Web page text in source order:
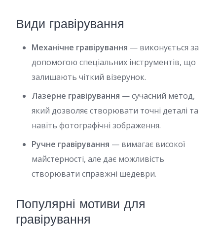
Види гравірування
Механічне гравірування — виконується за
допомогою спеціальних інструментів, що
залишають чіткий візерунок.
Лазерне гравірування — сучасний метод,
який дозволяє створювати точні деталі та
навіть фотографічні зображення.
Ручне гравірування — вимагає високої
майстерності, але дає можливість
створювати справжні шедеври.
Популярні мотиви для
гравірування